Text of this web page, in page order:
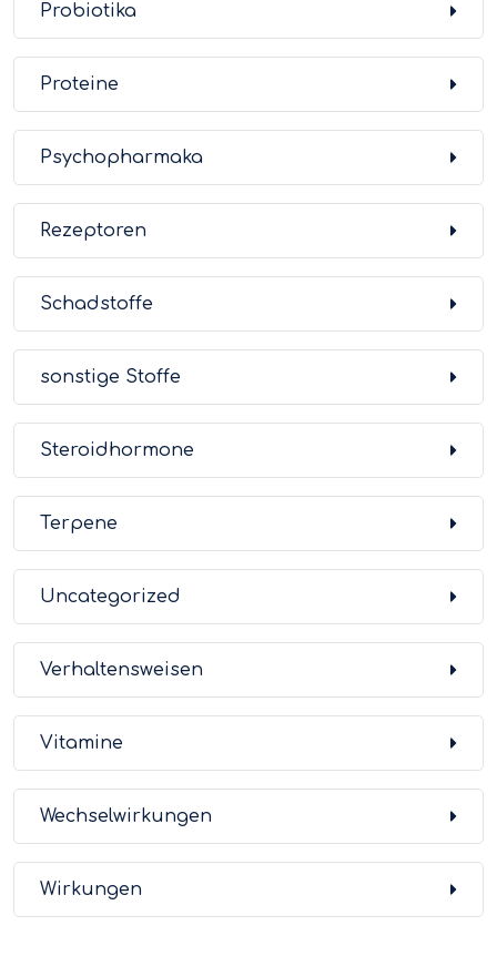
Probiotika
Proteine
Psychopharmaka
Rezeptoren
Schadstoffe
sonstige Stoffe
Steroidhormone
Terpene
Uncategorized
Verhaltensweisen
Vitamine
Wechselwirkungen
Wirkungen